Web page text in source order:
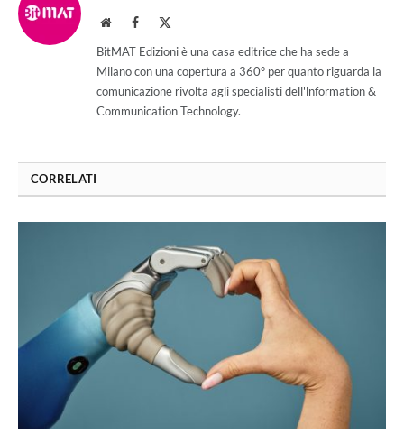
WebsiteFacebook
BitMAT Edizioni è una casa editrice che ha sede a
Milano con una copertura a 360° per quanto riguarda la
comunicazione rivolta agli specialisti dell'lnformation &
Communication Technology.
CORRELATI